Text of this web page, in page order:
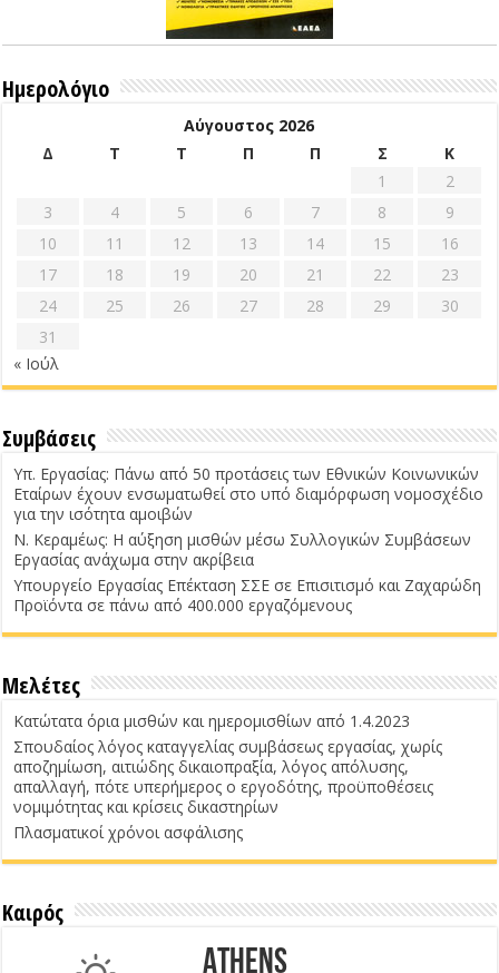
Ημερολόγιο
Αύγουστος 2026
Δ
Τ Τ Π Π Σ
Κ
1
2
3
4 5 6 7 8
9
10
11 12 13 14 15
16
17
18 19 20 21 22
23
24
25 26 27 28 29
30
31
« Ιούλ
Συμβάσεις
Υπ. Εργασίας: Πάνω από 50 προτάσεις των Εθνικών Κοινωνικών
Εταίρων έχουν ενσωματωθεί στο υπό διαμόρφωση νομοσχέδιο
για την ισότητα αμοιβών
Ν. Κεραμέως: Η αύξηση μισθών μέσω Συλλογικών Συμβάσεων
Εργασίας ανάχωμα στην ακρίβεια
Υπουργείο Εργασίας Επέκταση ΣΣΕ σε Επισιτισμό και Ζαχαρώδη
Προϊόντα σε πάνω από 400.000 εργαζόμενους
Μελέτες
Κατώτατα όρια μισθών και ημερομισθίων από 1.4.2023
Σπουδαίος λόγος καταγγελίας συμβάσεως εργασίας, χωρίς
αποζημίωση, αιτιώδης δικαιοπραξία, λόγος απόλυσης,
απαλλαγή, πότε υπερήμερος ο εργοδότης, προϋποθέσεις
νομιμότητας και κρίσεις δικαστηρίων
Πλασματικοί χρόνοι ασφάλισης
Καιρός
Athens